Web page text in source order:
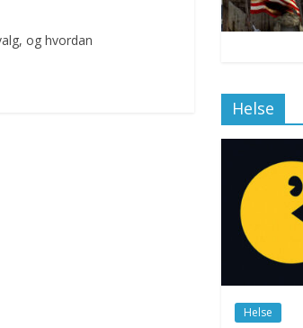
og hvordan
Helse
Helse